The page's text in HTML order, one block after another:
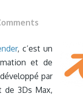
, c’est un
et de
par
de 3Ds Max,